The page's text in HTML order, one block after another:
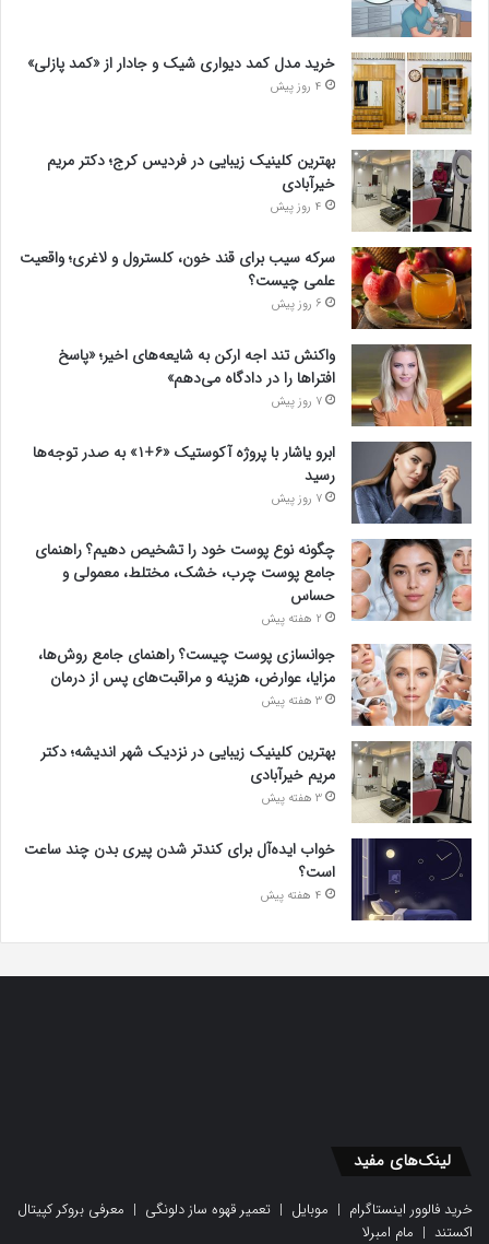
خرید مدل کمد دیواری شیک و جادار از «کمد پازلی»
4 روز پیش
بهترین کلینیک زیبایی در فردیس کرج؛ دکتر مریم
خیرآبادی
4 روز پیش
سرکه سیب برای قند خون، کلسترول و لاغری؛ واقعیت
علمی چیست؟
6 روز پیش
واکنش تند اجه ارکن به شایعه‌های اخیر؛ «پاسخ
افتراها را در دادگاه می‌دهم»
7 روز پیش
ابرو یاشار با پروژه آکوستیک «۶+۱» به صدر توجه‌ها
رسید
7 روز پیش
چگونه نوع پوست خود را تشخیص دهیم؟ راهنمای
جامع پوست چرب، خشک، مختلط، معمولی و
حساس
2 هفته پیش
جوانسازی پوست چیست؟ راهنمای جامع روش‌ها،
مزایا، عوارض، هزینه و مراقبت‌های پس از درمان
3 هفته پیش
بهترین کلینیک زیبایی در نزدیک شهر اندیشه؛ دکتر
مریم خیرآبادی
3 هفته پیش
خواب ایده‌آل برای کندتر شدن پیری بدن چند ساعت
است؟
4 هفته پیش
لینک‌های مفید
خرید فالوور اینستاگرام | موبایل | تعمیر قهوه ساز دلونگی | معرفی بروکر کپیتال
اکستند | مام امبرلا